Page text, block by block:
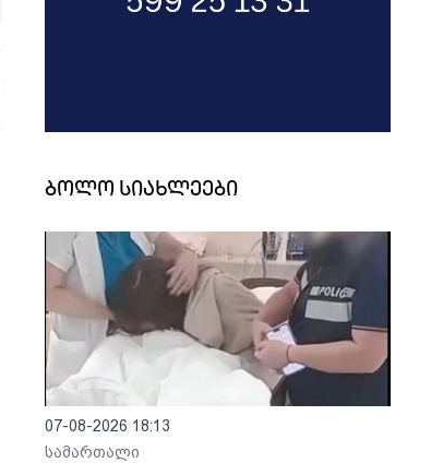
ბოლო სიახლეები
07-08-2026 18:13
სამართალი